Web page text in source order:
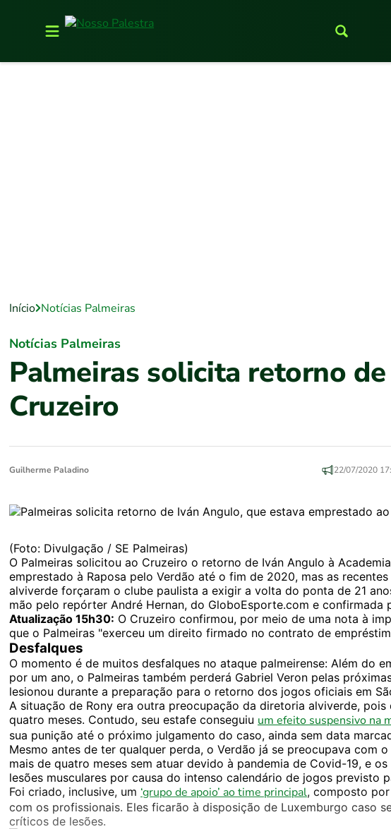
Início Notícias Palmeiras
Notícias Palmeiras
Palmeiras solicita retorno
Cruzeiro
Guilherme Paladino 22/07/2020
(Foto: Divulgação / SE Palmeiras)
O Palmeiras solicitou ao Cruzeiro o retorno de Iván Angulo à
emprestado à Raposa pelo Verdão até o fim de 2020, mas as
alviverde forçaram o clube paulista a exigir a volta do ponta de 21
mão pelo repórter André Hernan, do GloboEsporte.com e confirmada
Atualização 15h30: O Cruzeiro confirmou, por meio de uma nota à
que o Palmeiras "exerceu um direito firmado no contrato de
Desfalques
O momento é de muitos desfalques no ataque palmeirense: Além do
por um ano, o Palmeiras também perderá Gabriel Veron pelas
lesionou durante a preparação para o retorno dos jogos oficiais em
A situação de Rony era outra preocupação da diretoria alviverde, pois
quatro meses. Contudo, seu estafe conseguiu um efeito suspensivo na
sua punição até o próximo julgamento do caso, ainda sem data
Mesmo antes de ter qualquer perda, o Verdão já se preocupava com
mais de quatro meses sem atuar devido à pandemia de Covid-19, e
lesões musculares por causa do intenso calendário de jogos previsto
Foi criado, inclusive, um ‘grupo de apoio’ ao time principal, composto
com os profissionais. Eles ficarão à disposição de Luxemburgo caso
críticos de lesões.